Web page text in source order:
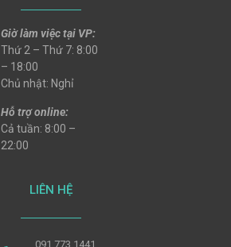
Giờ làm việc tại VP:
Thứ 2 – Thứ 7: 8:00
– 18:00
Chủ nhật: Nghỉ
Hỗ trợ online:
Cả tuần: 8:00 –
22:00
LIÊN HỆ
091 773 1441